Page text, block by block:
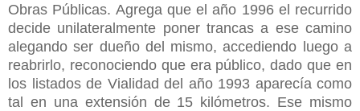
Obras Públicas. Agrega que el año 1996 el recurrido
decide unilateralmente poner trancas a ese camino
alegando ser dueño del mismo, accediendo luego a
reabrirlo, reconociendo que era público, dado que en
los listados de Vialidad del año 1993 aparecía como
tal en una extensión de 15 kilómetros. Ese mismo